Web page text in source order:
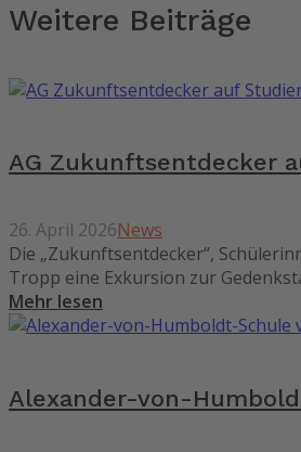
Weitere Beiträge
AG Zukunftsentdecker
26. April 2026News
Die „Zukunftsentdecker“,
Tropp eine Exkursion zur
Mehr lesen
Alexander-von-